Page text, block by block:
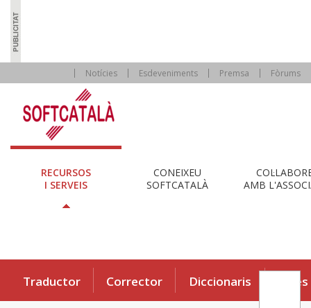
Notícies Esdeveniments Premsa Fòrums
RECURSOS
I SERVEIS
CONEIXEU
SOFTCATALÀ
AMB
Traductor Corrector Diccionaris Eines